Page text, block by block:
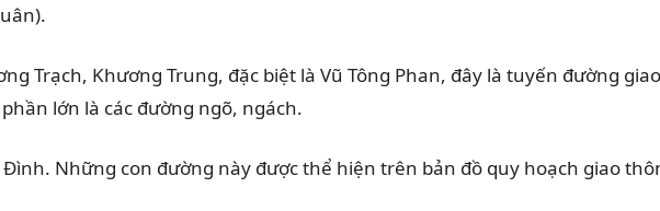
Trạch, Khương Trung, đặc biệt là Vũ Tông Phan, đây là tuyến đường giao
lớn là các đường ngõ, ngách.
Đình. Những con đường này được thể hiện trên bản đồ quy hoạch giao